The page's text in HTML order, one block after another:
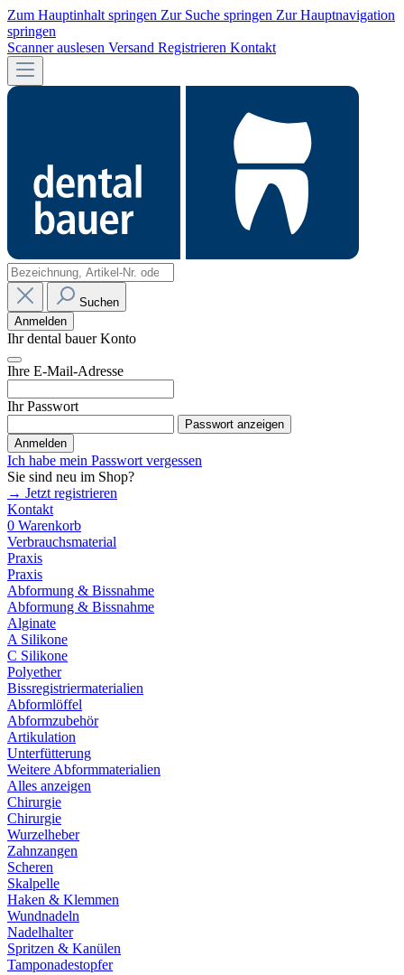
Zum Hauptinhalt springen Zur Suche springen Zur Hauptnavigation
springen
Scanner auslesen Versand Registrieren Kontakt
Suchen
Anmelden
Ihr dental bauer Konto
Ihre E-Mail-Adresse
Ihr Passwort
Passwort anzeigen
Anmelden
Ich habe mein Passwort vergessen
Sie sind neu im Shop?
→ Jetzt registrieren
Kontakt
0 Warenkorb
Verbrauchsmaterial
Praxis
Praxis
Abformung & Bissnahme
Abformung & Bissnahme
Alginate
A Silikone
C Silikone
Polyether
Bissregistriermaterialien
Abformlöffel
Abformzubehör
Artikulation
Unterfütterung
Weitere Abformmaterialien
Alles anzeigen
Chirurgie
Chirurgie
Wurzelheber
Zahnzangen
Scheren
Skalpelle
Haken & Klemmen
Wundnadeln
Nadelhalter
Spritzen & Kanülen
Tamponadestopfer